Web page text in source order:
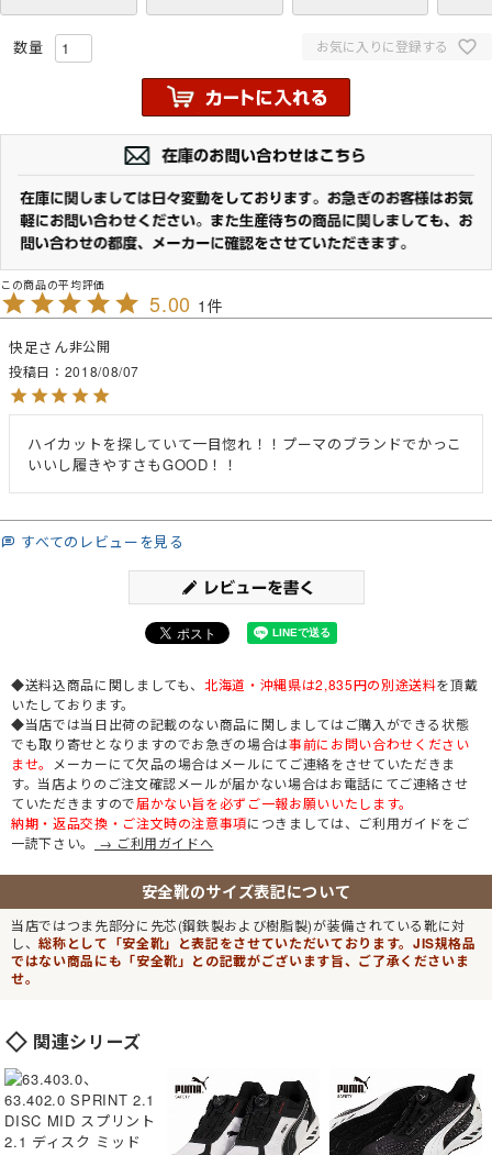
お気に入りに登録する
5.00 1
快足
非公開
投稿日
2018/08/07
ハイカットを探していて一目惚れ！！プーマのブランドでかっこ
いいし履きやすさもGOOD！！
すべてのレビューを見る
◆送料込商品に関しましても、北海道・沖縄県は2,835円の別途送料を頂戴
いたしております。
◆当店では当日出荷の記載のない商品に関しましてはご購入ができる状態
でも取り寄せとなりますのでお急ぎの場合は事前にお問い合わせください
ませ。
メーカーにて欠品の場合はメールにてご連絡をさせていただきま
す。当店よりのご注文確認メールが届かない場合はお電話にてご連絡させ
ていただきますので届かない旨を必ずご一報お願いいたします。
納期・返品交換・ご注文時の注意事項につきましては、ご利用ガイドをご
一読下さい。
→ ご利用ガイドへ
安全靴のサイズ表記について
当店ではつま先部分に先芯(鋼鉄製および樹脂製)が装備されている靴に対
し、総称として「安全靴」と表記をさせていただいております。JIS規格品
ではない商品にも「安全靴」との記載がございます旨、ご了承くださいま
せ。
関連シリーズ